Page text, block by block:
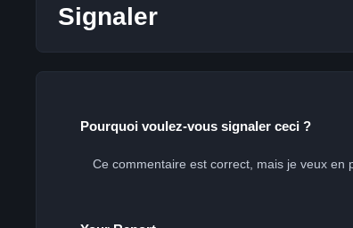
Signaler
Pourquoi voulez-vous signaler ceci ?